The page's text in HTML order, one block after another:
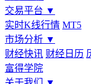
交易平台 ▼
实时K线行情 MT5
市场分析 ▼
财经快讯 财经日历
富得学院